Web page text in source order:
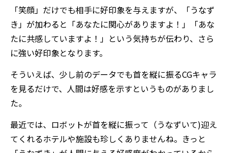
「笑顔」だけでも相手に好印象を与えますが、「うなず
き」が加わると「あなたに関心がありますよ！」「あな
たに共感していますよ！」という気持ちが伝わり、さら
に強い好印象となります。
そういえば、少し前のデータでも首を縦に振るCGキャラ
を見るだけで、人間は好感を示すというものがありまし
た。
最近では、ロボットが首を縦に振って（うなずいて)迎え
てくれるホテルや施設も珍しくありませんね。きっと